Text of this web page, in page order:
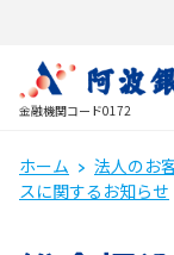
金融機関コード0172
ホーム 法人のお
スに関するお知らせ